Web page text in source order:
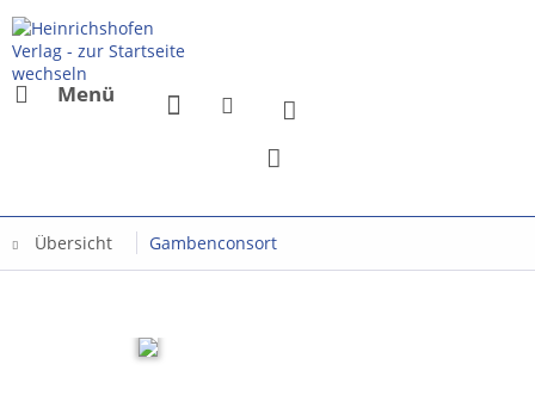
Menü
Übersicht Gambenconsort